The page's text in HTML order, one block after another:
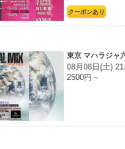
クーポンあり
東京 マハラジャ
08月08日(土)
2500円～